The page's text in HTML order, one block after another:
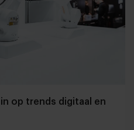
op trends digitaal en